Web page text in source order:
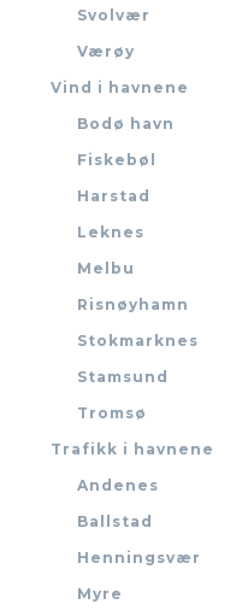
Svolvær
Værøy
Vind i havnene
Bodø havn
Fiskebøl
Harstad
Leknes
Melbu
Risnøyhamn
Stokmarknes
Stamsund
Tromsø
Trafikk i havnene
Andenes
Ballstad
Henningsvær
Myre